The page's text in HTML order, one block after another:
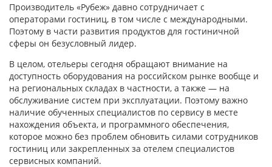
Производитель «Рубеж» давно сотрудничает с
операторами гостиниц, в том числе с международными.
Поэтому в части развития продуктов для гостиничной
сферы он безусловный лидер.
В целом, отельеры сегодня обращают внимание на
доступность оборудования на российском рынке вообще и
на региональных складах в частности, а также — на
обслуживание систем при эксплуатации. Поэтому важно
наличие обученных специалистов по сервису в месте
нахождения объекта, и программного обеспечения,
которое можно без проблем обновить силами сотрудников
гостиниц или закрепленных за отелем специалистов
сервисных компаний.